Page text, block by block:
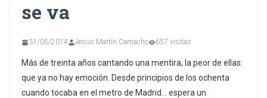
se va
31/05/2014 Jesús Martín Camacho 657 visitas
Más de treinta años cantando una mentira, la peor de ellas:
que ya no hay emoción. Desde principios de los ochenta
cuando tocaba en el metro de Madrid… espera un